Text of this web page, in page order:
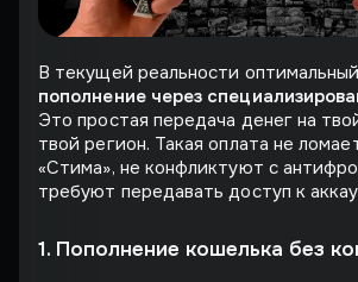
В текущей реальности
пополнение через
Это простая передача денег на
твой регион. Такая оплата не
«Стима», не конфликтуют с
требуют передавать доступ к
1. Пополнение кошелька без